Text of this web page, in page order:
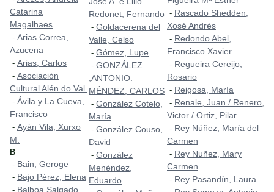
Catarina
Magalhaes
- Arias Correa,
Azucena
- Arias, Carlos
- Asociación
Cultural Alén do Val.
- Ávila y La Cueva,
Francisco
- Ayán Vila, Xurxo
M.
B
- Bain, Geroge
- Bajo Pérez, Elena
- Balboa Salgado,
Redonet, Fernando
- Goldacerena del
Valle, Celso
- Gómez, Lupe
- GONZÁLEZ
,ANTONIO.
MÉNDEZ, CARLOS
- González Cotelo,
María
- González Couso,
David
- González
Menéndez,
Eduardo
- Rascado Shedden,
Xosé Andrés
- Redondo Abel,
Francisco Xavier
- Regueira Cereijo,
Rosario
- Reigosa, María
- Renale, Juan / Renero,
Victor / Ortiz, Pilar
- Rey Núñez, María del
Carmen
- Rey Nuñez, Mary
Carmen
- Rey Pasandín, Laura